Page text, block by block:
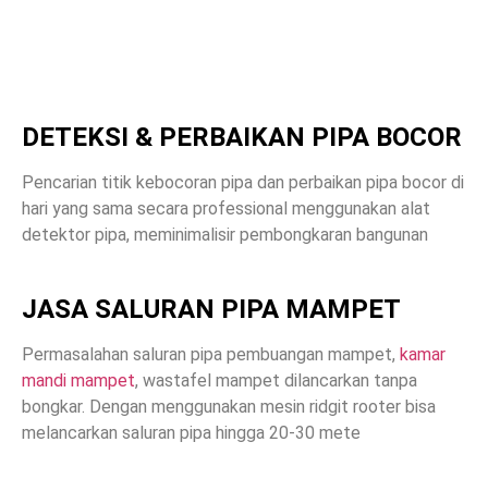
DETEKSI & PERBAIKAN PIPA BOCOR
Pencarian titik kebocoran pipa dan perbaikan pipa bocor di
hari yang sama secara professional menggunakan alat
detektor pipa, meminimalisir pembongkaran bangunan
JASA SALURAN PIPA MAMPET
Permasalahan saluran pipa pembuangan mampet, kamar
mandi mampet, wastafel mampet dilancarkan tanpa
bongkar. Dengan menggunakan mesin ridgit rooter bisa
melancarkan saluran pipa hingga 20-30 mete